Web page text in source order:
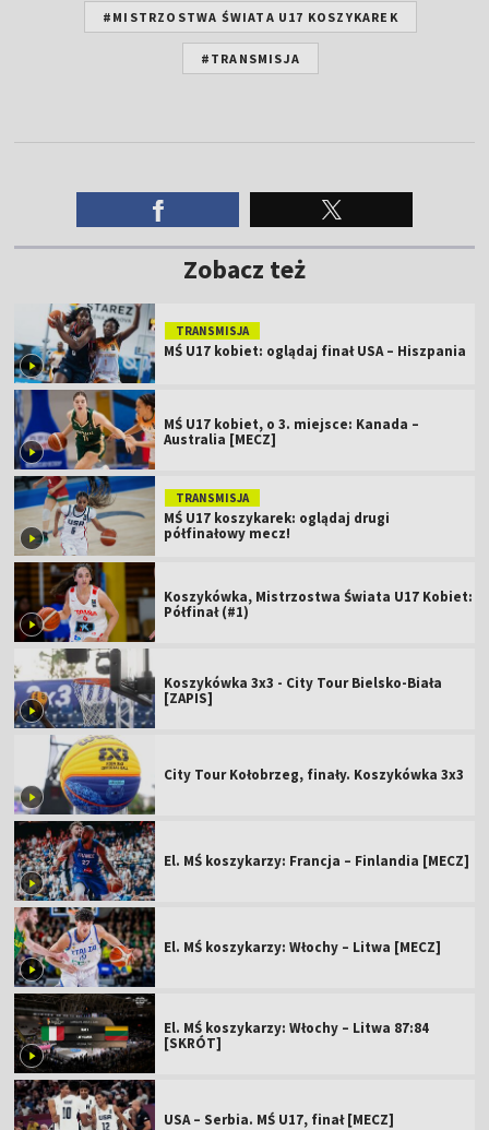
#MISTRZOSTWA ŚWIATA U17 KOSZYKAREK
#TRANSMISJA
Zobacz też
TRANSMISJA
MŚ U17 kobiet: oglądaj finał USA – Hiszpania
MŚ U17 kobiet, o 3. miejsce: Kanada –
Australia [MECZ]
TRANSMISJA
MŚ U17 koszykarek: oglądaj drugi
półfinałowy mecz!
Koszykówka, Mistrzostwa Świata U17 Kobiet:
Półfinał (#1)
Koszykówka 3x3 - City Tour Bielsko-Biała
[ZAPIS]
City Tour Kołobrzeg, finały. Koszykówka 3x3
El. MŚ koszykarzy: Francja – Finlandia [MECZ]
El. MŚ koszykarzy: Włochy – Litwa [MECZ]
El. MŚ koszykarzy: Włochy – Litwa 87:84
[SKRÓT]
USA – Serbia. MŚ U17, finał [MECZ]